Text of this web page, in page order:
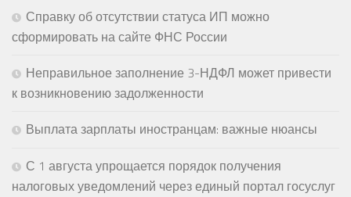
Справку об отсутствии статуса ИП можно
сформировать на сайте ФНС России
Неправильное заполнение 3-НДФЛ может привести
к возникновению задолженности
Выплата зарплаты иностранцам: важные нюансы
С 1 августа упрощается порядок получения
налоговых уведомлений через единый портал госуслуг